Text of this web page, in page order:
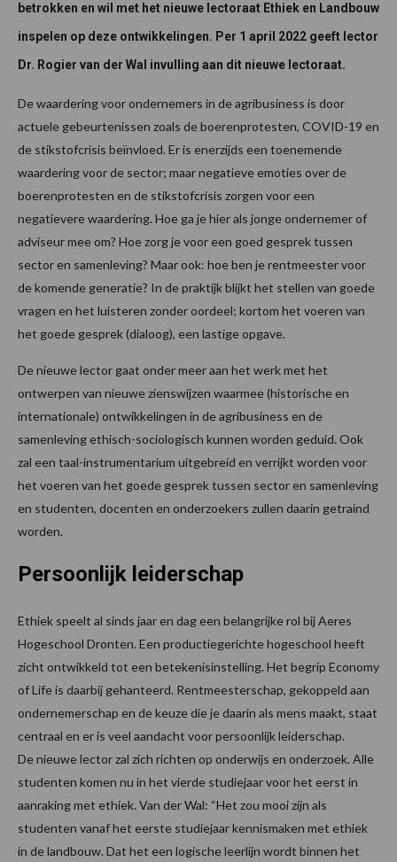
betrokken en wil met het nieuwe lectoraat Ethiek en Landbouw
inspelen op deze ontwikkelingen. Per 1 april 2022 geeft lector
Dr. Rogier van der Wal invulling aan dit nieuwe lectoraat.
De waardering voor ondernemers in de agribusiness is door
actuele gebeurtenissen zoals de boerenprotesten, COVID-19 en
de stikstofcrisis beïnvloed. Er is enerzijds een toenemende
waardering voor de sector; maar negatieve emoties over de
boerenprotesten en de stikstofcrisis zorgen voor een
negatievere waardering. Hoe ga je hier als jonge ondernemer of
adviseur mee om? Hoe zorg je voor een goed gesprek tussen
sector en samenleving? Maar ook: hoe ben je rentmeester voor
de komende generatie? In de praktijk blijkt het stellen van goede
vragen en het luisteren zonder oordeel; kortom het voeren van
het goede gesprek (dialoog), een lastige opgave.
De nieuwe lector gaat onder meer aan het werk met het
ontwerpen van nieuwe zienswijzen waarmee (historische en
internationale) ontwikkelingen in de agribusiness en de
samenleving ethisch-sociologisch kunnen worden geduid. Ook
zal een taal-instrumentarium uitgebreid en verrijkt worden voor
het voeren van het goede gesprek tussen sector en samenleving
en studenten, docenten en onderzoekers zullen daarin getraind
worden.
Persoonlijk leiderschap
Ethiek speelt al sinds jaar en dag een belangrijke rol bij Aeres
Hogeschool Dronten. Een productiegerichte hogeschool heeft
zicht ontwikkeld tot een betekenisinstelling. Het begrip Economy
of Life is daarbij gehanteerd. Rentmeesterschap, gekoppeld aan
ondernemerschap en de keuze die je daarin als mens maakt, staat
centraal en er is veel aandacht voor persoonlijk leiderschap.
De nieuwe lector zal zich richten op onderwijs en onderzoek. Alle
studenten komen nu in het vierde studiejaar voor het eerst in
aanraking met ethiek. Van der Wal: “Het zou mooi zijn als
studenten vanaf het eerste studiejaar kennismaken met ethiek
in de landbouw. Dat het een logische leerlijn wordt binnen het